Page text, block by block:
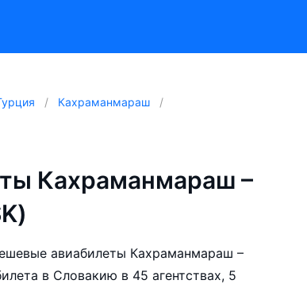
Кахраманмараш
Кахраманмараш –
авиабилеты Кахраманмараш –
в Словакию в 45 агентствах, 5